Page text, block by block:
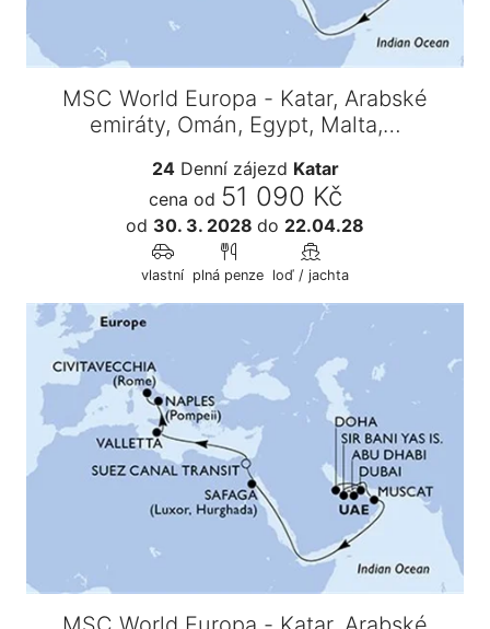
MSC World Europa - Katar, Arabské
emiráty, Omán, Egypt, Malta,…
24Denní zájezd Katar
cena od 51 090 Kč
od 30. 3. 2028 do 22.04.28
vlastní plná penze loď / jachta